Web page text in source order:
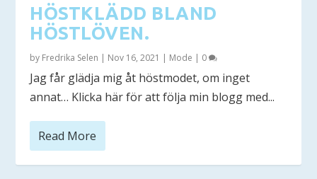
HÖSTKLÄDD BLAND
HÖSTLÖVEN.
by Fredrika Selen | Nov 16, 2021 | Mode | 0
Jag får glädja mig åt höstmodet, om inget
annat… Klicka här för att följa min blogg med...
Read More